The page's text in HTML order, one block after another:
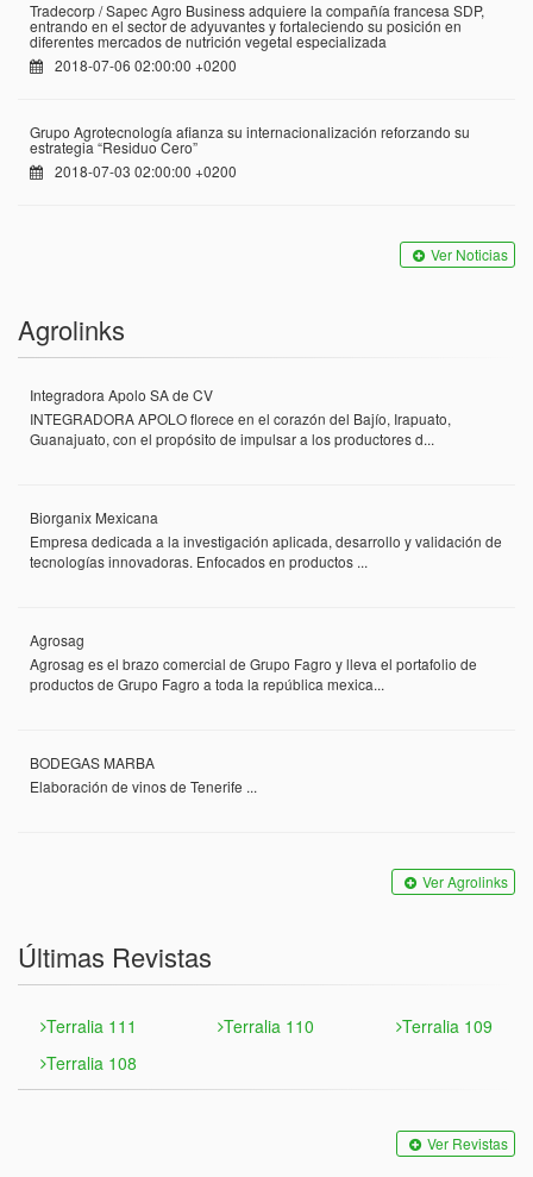
Tradecorp / Sapec Agro Business adquiere la compañía francesa SDP,
entrando en el sector de adyuvantes y fortaleciendo su posición en
diferentes mercados de nutrición vegetal especializada
2018-07-06 02:00:00 +0200
Grupo Agrotecnología afianza su internacionalización reforzando su
estrategia “Residuo Cero”
2018-07-03 02:00:00 +0200
Ver Noticias
Agrolinks
Integradora Apolo SA de CV
INTEGRADORA APOLO florece en el corazón del Bajío, Irapuato,
Guanajuato, con el propósito de impulsar a los productores d...
Biorganix Mexicana
Empresa dedicada a la investigación aplicada, desarrollo y validación de
tecnologías innovadoras. Enfocados en productos ...
Agrosag
Agrosag es el brazo comercial de Grupo Fagro y lleva el portafolio de
productos de Grupo Fagro a toda la república mexica...
BODEGAS MARBA
Elaboración de vinos de Tenerife ...
Ver Agrolinks
Últimas Revistas
Terralia 111 Terralia 110
Terralia 109
Terralia 108
Ver Revistas